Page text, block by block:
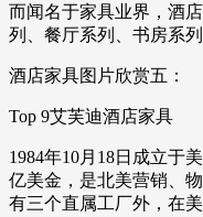
而闻名于家具业界，酒
列、餐厅系列、书房系
酒店家具图片欣赏五：
Top 9艾芙迪酒店家具
1984年10月18日成立于
亿美金，是北美营销、
有三个直属工厂外，在